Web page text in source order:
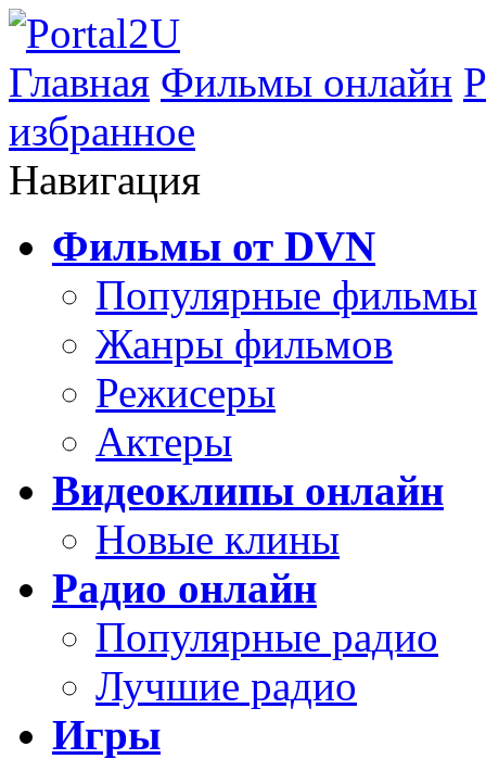
Главная Фильмы онлайн
избранное
Навигация
Фильмы от DVN
Популярные фильмы
Жанры фильмов
Режисеры
Актеры
Видеоклипы онлайн
Новые клины
Радио онлайн
Популярные радио
Лучшие радио
Игры